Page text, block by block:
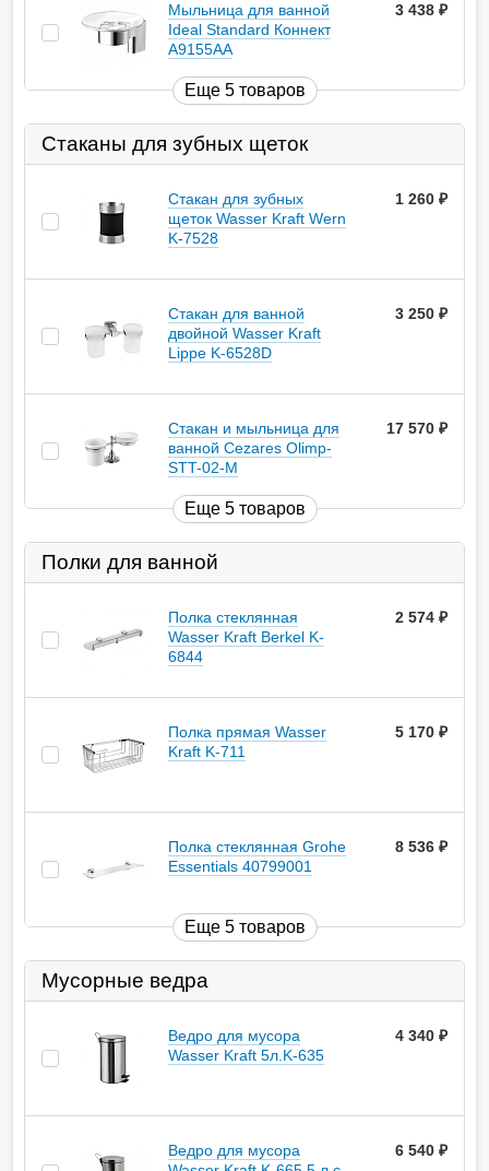
Мыльница для ванной
Ideal Standard Коннект
A9155AA
3 438
Еще 5 товаров
Стаканы для зубных щеток
Стакан для зубных
щеток Wasser Kraft Wern
K-7528
1 260
Стакан для ванной
двойной Wasser Kraft
Lippe K-6528D
3 250
Стакан и мыльница для
ванной Cezares Olimp-
STT-02-M
17 570
Еще 5 товаров
Полки для ванной
Полка стеклянная
Wasser Kraft Berkel K-
6844
2 574
Полка прямая Wasser
Kraft K-711
5 170
Полка стеклянная Grohe
Essentials 40799001
8 536
Еще 5 товаров
Мусорные ведра
Ведро для мусора
Wasser Kraft 5л.K-635
4 340
Ведро для мусора
6 540